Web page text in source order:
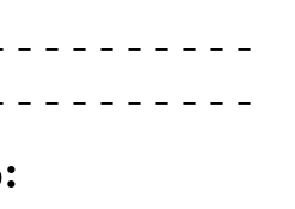
- - - - - - - - -
- - - - - - - - -